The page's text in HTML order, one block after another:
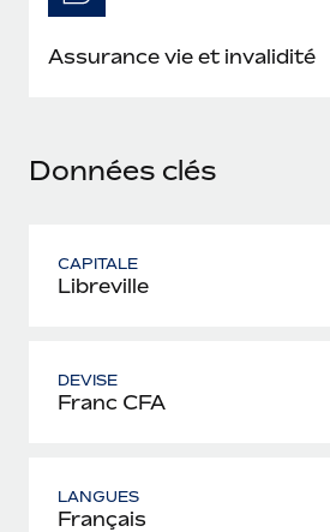
En savoir plus
Assurance vie et invalidité
Données clés
CAPITALE
Libreville
DEVISE
Franc CFA
LANGUES
Français